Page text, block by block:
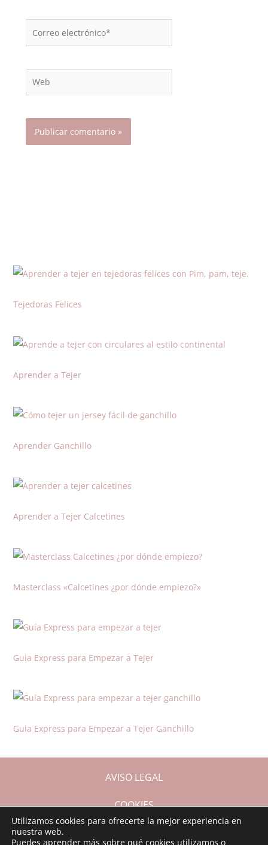
Correo
electrónico*
Web
Tejedoras Felices
Aprender a Tejer
Aprender Ganchillo
Aprender a Tejer Calcetines
Masterclass «Calcetines ¿por dónde empiezo?»
Guia Express para Empezar a Tejer
Guia Express para Empezar a Tejer Ganchillo
AVISO LEGAL
COOKIES
Utilizamos cookies para ofrecerte la mejor experiencia en
nuestra web.
Puedes aprender más sobre qué cookies utilizamos o